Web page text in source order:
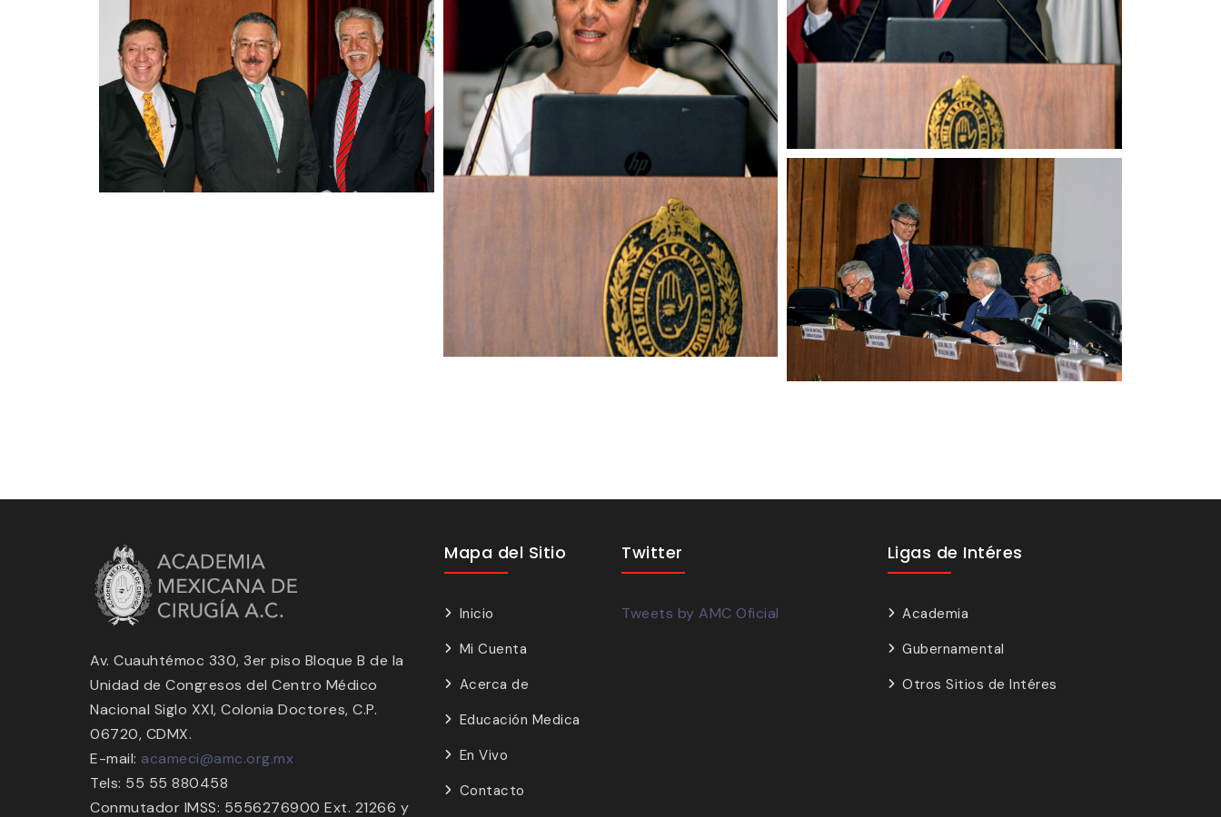
Av. Cuauhtémoc 330, 3er piso Bloque B de la
Unidad de Congresos del Centro Médico
Nacional Siglo XXI, Colonia Doctores, C.P.
06720, CDMX.
E-mail: acameci@amc.org.mx
Tels: 55 55 880458
Conmutador IMSS: 5556276900 Ext. 21266 y
Mapa del Sitio
Inicio
Mi Cuenta
Acerca de
Educación Medica
En Vivo
Contacto
Twitter
Tweets by AMC Oficial
Ligas de Intéres
Academia
Gubernamental
Otros Sitios de Intéres